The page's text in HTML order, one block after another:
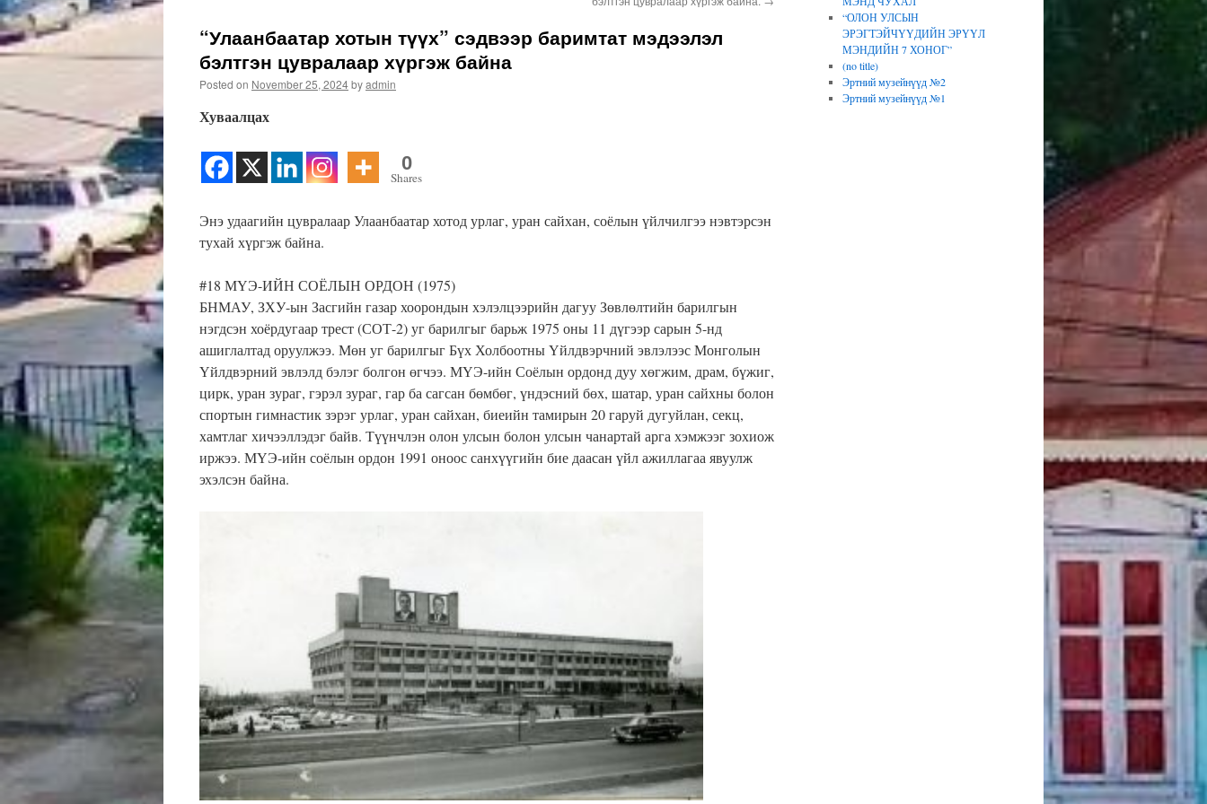
“Улаанбаатар хотын түүх” сэдвээр баримтат мэдээлэл
бэлтгэн цувралаар хүргэж байна
Posted on November 25, 2024byadmin
Хуваалцах
0
Shares
Энэ удаагийн цувралаар Улаанбаатар хотод урлаг, уран сайхан, соёлын үйлчилгээ нэвтэрсэн
тухай хүргэж байна.
#18 МҮЭ-ИЙН СОЁЛЫН ОРДОН (1975)
БНМАУ, ЗХУ-ын Засгийн газар хоорондын хэлэлцээрийн дагуу Зөвлөлтийн барилгын
нэгдсэн хоёрдугаар трест (СОТ-2) уг барилгыг барьж 1975 оны 11 дүгээр сарын 5-нд
ашиглалтад оруулжээ. Мөн уг барилгыг Бүх Холбоотны Үйлдвэрчний эвлэлээс Монголын
Үйлдвэрний эвлэлд бэлэг болгон өгчээ. МҮЭ-ийн Соёлын ордонд дуу хөгжим, драм, бүжиг,
цирк, уран зураг, гэрэл зураг, гар ба сагсан бөмбөг, үндэсний бөх, шатар, уран сайхны болон
спортын гимнастик зэрэг урлаг, уран сайхан, биеийн тамирын 20 гаруй дугуйлан, секц,
хамтлаг хичээллэдэг байв. Түүнчлэн олон улсын болон улсын чанартай арга хэмжээг зохиож
иржээ. МҮЭ-ийн соёлын ордон 1991 оноос санхүүгийн бие даасан үйл ажиллагаа явуулж
эхэлсэн байна.
“ОЛОН УЛСЫН
ЭРЭГТЭЙЧҮҮДИЙН ЭРҮҮЛ
МЭНДИЙН 7 ХОНОГ”
(no title)
Эртний музейнүүд №2
Эртний музейнүүд №1